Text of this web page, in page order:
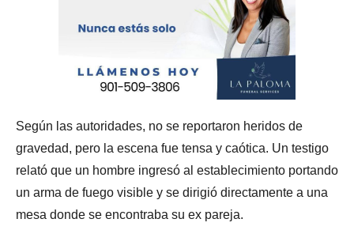
Según las autoridades, no se reportaron heridos de
gravedad, pero la escena fue tensa y caótica. Un testigo
relató que un hombre ingresó al establecimiento portando
un arma de fuego visible y se dirigió directamente a una
mesa donde se encontraba su ex pareja.